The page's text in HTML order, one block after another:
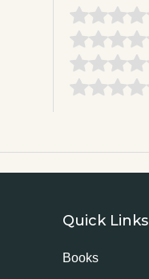
Quick Links
Books